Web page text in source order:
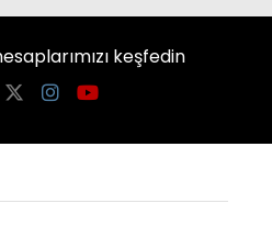
keşfedin